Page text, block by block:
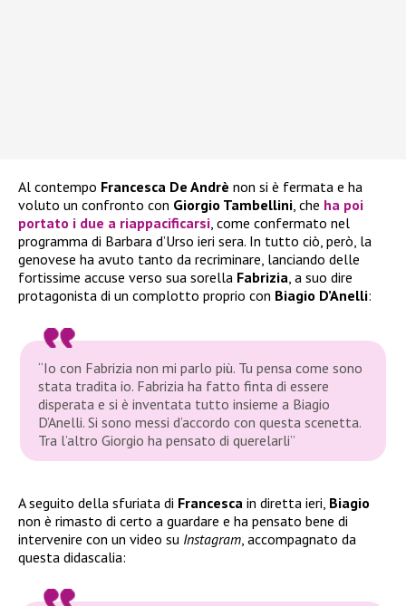
Al contempo Francesca De Andrè non si è fermata e ha
voluto un confronto con Giorgio Tambellini, che ha poi
portato i due a riappacificarsi, come confermato nel
programma di Barbara d’Urso ieri sera. In tutto ciò, però, la
genovese ha avuto tanto da recriminare, lanciando delle
fortissime accuse verso sua sorella Fabrizia, a suo dire
protagonista di un complotto proprio con Biagio D’Anelli:
“Io con Fabrizia non mi parlo più. Tu pensa come sono
stata tradita io. Fabrizia ha fatto finta di essere
disperata e si è inventata tutto insieme a Biagio
D’Anelli. Si sono messi d’accordo con questa scenetta.
Tra l’altro Giorgio ha pensato di querelarli”
A seguito della sfuriata di Francesca in diretta ieri, Biagio
non è rimasto di certo a guardare e ha pensato bene di
intervenire con un video su Instagram , accompagnato da
questa didascalia: